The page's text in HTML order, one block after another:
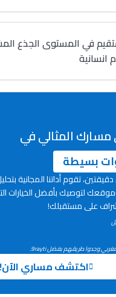
في المستوى الجذع
انسانية
مسارك المثالي في
تقوم أداتنا المجانية
لتوصيك بأفضل الخيارات
على مستقبلك!
اكتشف مساري الآن!